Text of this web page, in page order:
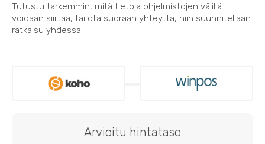
Tutustu tarkemmin, mitä tietoja ohjelmistojen välillä
voidaan siirtää, tai ota suoraan yhteyttä, niin suunnitellaan
ratkaisu yhdessä!
Arvioitu hintataso